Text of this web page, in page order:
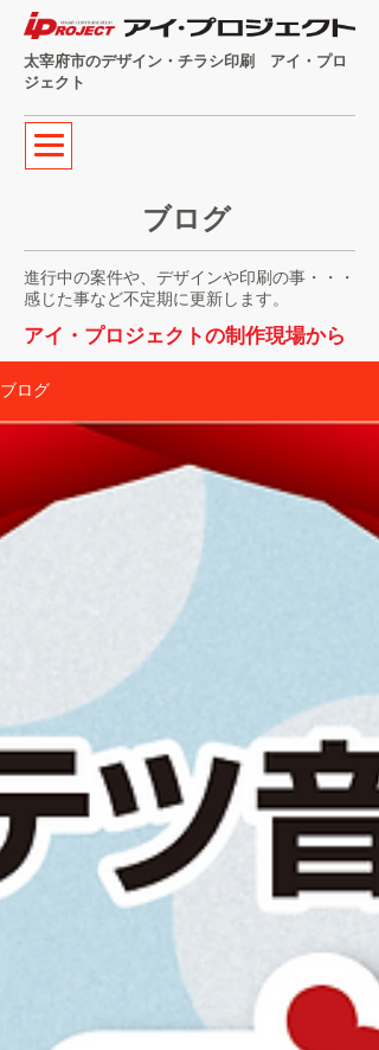
太宰府市のデザイン・チラシ印刷 アイ・プロ
ジェクト
ブログ
進行中の案件や、デザインや印刷の事・・・
感じた事など不定期に更新します。
アイ・プロジェクトの制作現場から
ブログ